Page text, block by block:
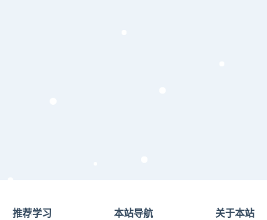
推荐学习 本站导航 关于本站